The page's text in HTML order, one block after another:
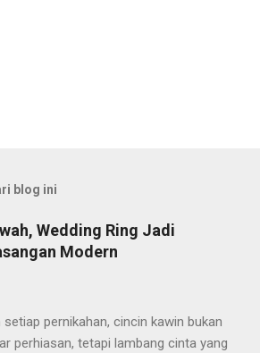
blog ini
Wedding Ring Jadi
Modern
setiap pernikahan, cincin kawin bukan
perhiasan, tetapi lambang cinta yang